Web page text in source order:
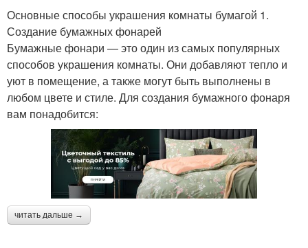
Основные способы украшения комнаты бумагой 1.
Создание бумажных фонарей
Бумажные фонари — это один из самых популярных
способов украшения комнаты. Они добавляют тепло и
уют в помещение, а также могут быть выполнены в
любом цвете и стиле. Для создания бумажного фонаря
вам понадобится:
читать дальше →